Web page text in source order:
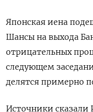
Японская иена
Шансы на выхода
отрицательных
следующем
делятся примерно
Источники сказали